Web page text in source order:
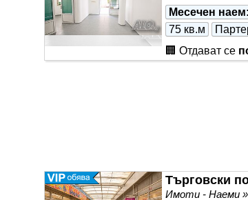
Месечен наем:
75 кв.м
🏢 Отдават се
функционален
Търговски
Имоти - Наеми